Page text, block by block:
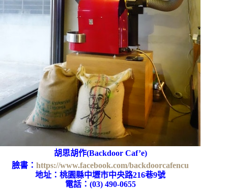
胡思胡作(Backdoor Caf’e)
臉書：https://www.facebook.com/backdoorcafencu
地址：桃園縣中壢市中央路216巷9號
電話：(03) 490-0655